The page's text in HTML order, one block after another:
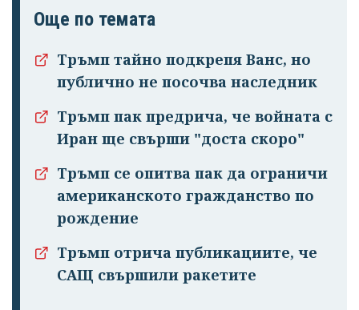
Още по темата
Тръмп тайно подкрепя Ванс, но
публично не посочва наследник
Тръмп пак предрича, че войната с
Иран ще свърши "доста скоро"
Тръмп се опитва пак да ограничи
американското гражданство по
рождение
Тръмп отрича публикациите, че
САЩ свършили ракетите